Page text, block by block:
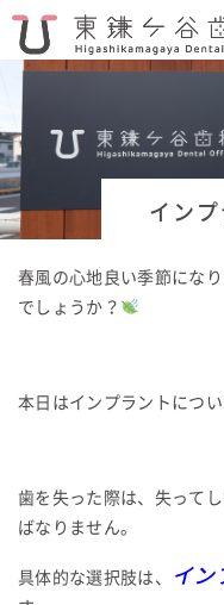
インプ
春風の心地良い季節にな
でしょうか？
本日はインプラントにつ
歯を失った際は、失って
ばなりません。
具体的な選択肢は、 イン